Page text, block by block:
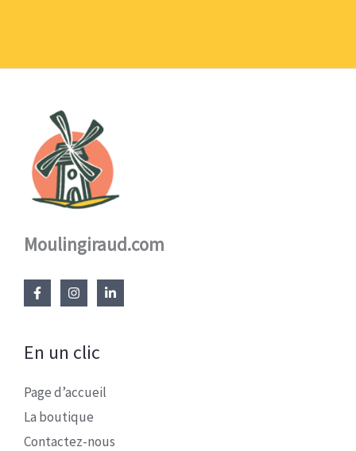
Moulingiraud.com
En un clic
Page d’accueil
La boutique
Contactez-nous